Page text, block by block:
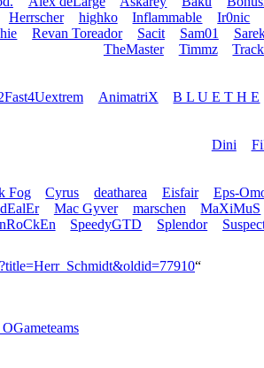
Herrscher highko Inflammable Ir0nic
Revan Toreador Sacit Sam01
TheMaster
Timmz
AnimatriX B L U E T H E
Dini
Fog Cyrus deatharea Eisfair Eps-
Mac Gyver marschen MaXiMuS
SpeedyGTD Splendor
“